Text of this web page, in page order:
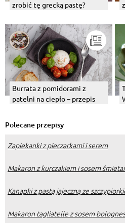
zrobić tę grecką pastę?
Burrata z pomidorami z
patelni na ciepło – przepis
Polecane przepisy
Zapiekanki z pieczarkami i serem
Makaron z kurczakiem i sosem
Kanapki z pastą jajeczną ze
Makaron tagliatelle z sosem